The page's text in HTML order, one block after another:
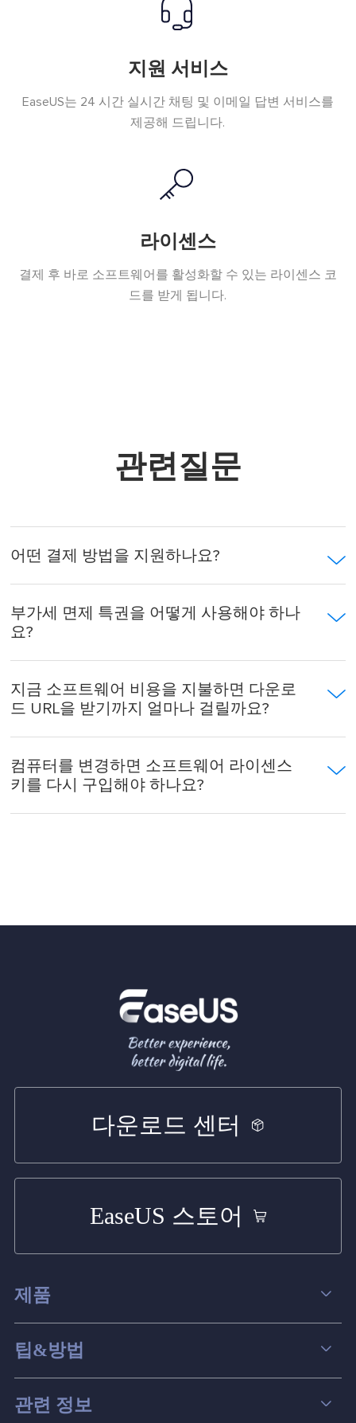
지원 서비스
EaseUS는 24 시간 실시간 채팅 및 이메일 답변 서비스를
제공해 드립니다.
라이센스
결제 후 바로 소프트웨어를 활성화할 수 있는 라이센스 코
드를 받게 됩니다.
관련질문
어떤 결제 방법을 지원하나요?
부가세 면제 특권을 어떻게 사용해야 하나
요?
지금 소프트웨어 비용을 지불하면 다운로
드 URL을 받기까지 얼마나 걸릴까요?
컴퓨터를 변경하면 소프트웨어 라이센스
키를 다시 구입해야 하나요?
다운로드 센터
EaseUS 스토어
제품
데이터 복구
파티션 관리
스크린 레코더
팁&방법
컴퓨터 데이터 복구 팁
관련 정보